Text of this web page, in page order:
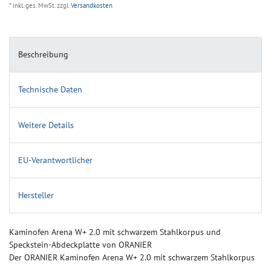
* inkl. ges. MwSt. zzgl. Versandkosten
Beschreibung
Technische Daten
Weitere Details
EU-Verantwortlicher
Hersteller
Kaminofen Arena W+ 2.0 mit schwarzem Stahlkorpus und
Speckstein-Abdeckplatte von ORANIER
Der ORANIER Kaminofen Arena W+ 2.0 mit schwarzem Stahlkorpus